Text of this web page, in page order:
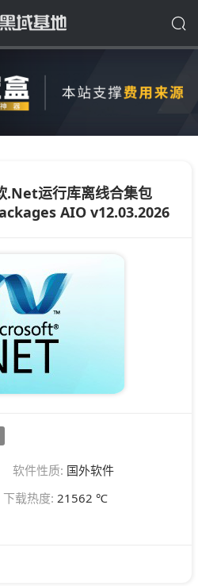
运行库离线合集包
AIO v12.03.2026
软件性质: 国外软件
下载热度: 21562 ℃